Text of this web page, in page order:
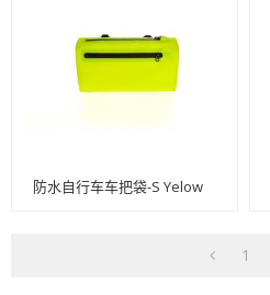
防水自行车车把袋-S Yelow
1